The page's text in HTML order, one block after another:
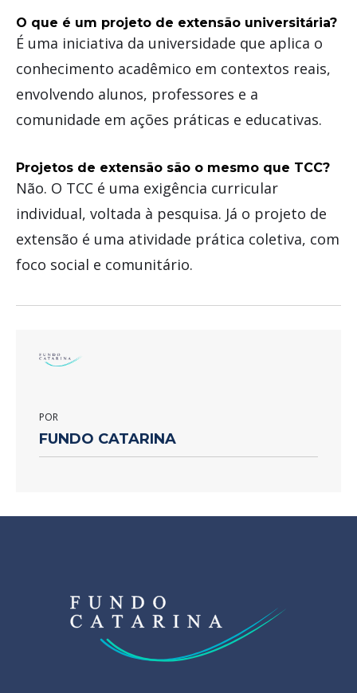
O que é um projeto de extensão universitária?
É uma iniciativa da universidade que aplica o
conhecimento acadêmico em contextos reais,
envolvendo alunos, professores e a
comunidade em ações práticas e educativas.
Projetos de extensão são o mesmo que TCC?
Não. O TCC é uma exigência curricular
individual, voltada à pesquisa. Já o projeto de
extensão é uma atividade prática coletiva, com
foco social e comunitário.
POR
FUNDO CATARINA